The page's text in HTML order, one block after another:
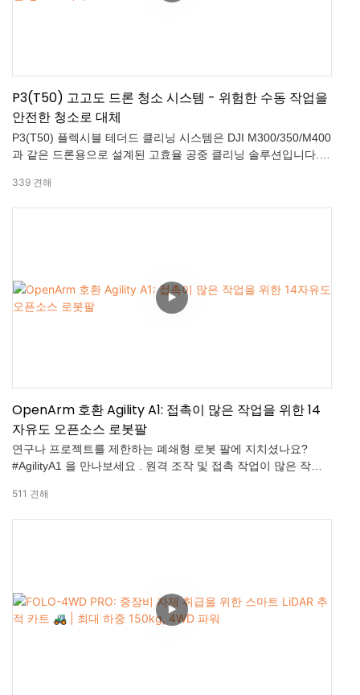
P3(T50) 고고도 드론 청소 시스템 - 위험한 수동 작업을
안전한 청소로 대체
P3(T50) 플렉시블 테더드 클리닝 시스템은 DJI M300/350/M400
과 같은 드론용으로 설계된 고효율 공중 클리닝 솔루션입니다.
고도 수동 작업을 빠르고 안전하며 정밀한 드론 기반 클리닝으로
대체합니다.
339 견해
OpenArm 호환 Agility A1: 접촉이 많은 작업을 위한 14
자유도 오픈소스 로봇팔
연구나 프로젝트를 제한하는 폐쇄형 로봇 팔에 지치셨나요?
#AgilityA1 을 만나보세요 . 원격 조작 및 접촉 작업이 많은 작업
팔입니다! ✅ 핵심 사양: 팔당 7자유도(총 14자유도)로 인간과 같
은 정교한 움직임 구현 20ms 미만의 초저지연 - 실시간 제어에
511 견해